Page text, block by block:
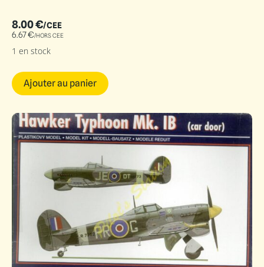
8.00€/CEE
6.67€/HORS CEE
1 en stock
Ajouter au panier